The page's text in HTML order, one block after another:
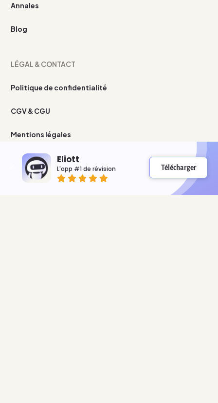
Annales
Blog
LÉGAL & CONTACT
Politique de confidentialité
CGV & CGU
Mentions légales
Nous contacterEliott
L'app #1 de révision Télécharger